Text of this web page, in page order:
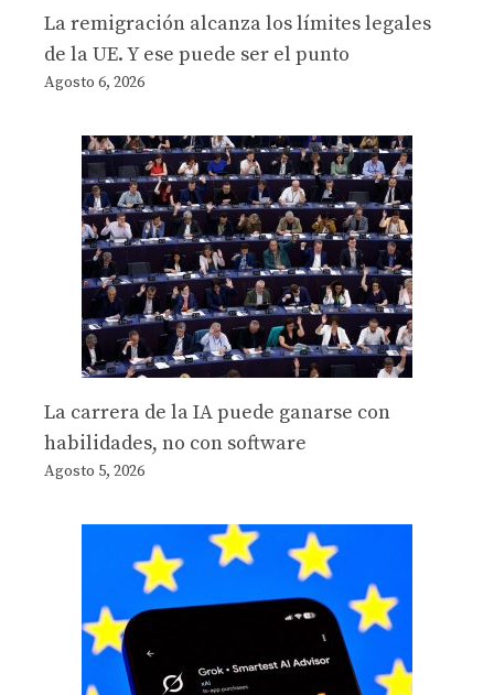
La remigración alcanza los límites legales
de la UE. Y ese puede ser el punto
Agosto 6, 2026
La carrera de la IA puede ganarse con
habilidades, no con software
Agosto 5, 2026